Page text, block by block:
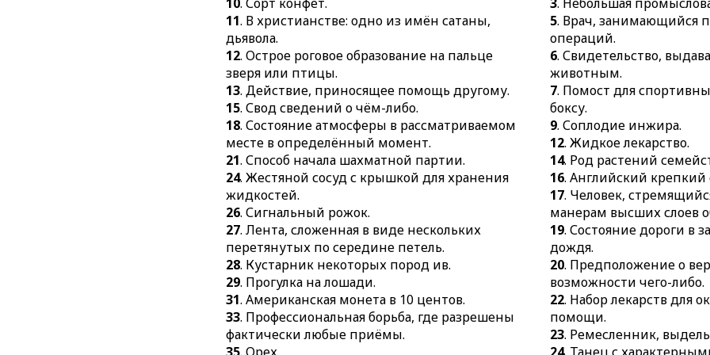
лодка.
48.Вид
49.Единица силы.
50.Вождь племени
51.Общий склад
движениями и
и акробатики.
25.Кровля на
солнца или
30.Мужской мягкий
козырьком.
32.Помещение для
больнице.
33.Рабочий орган
34.Стиль
полусогнутые руки
выбрасываются
37.
38.Часть ножки
хватания.
39.Большое
предназначенное
специальных
11. В христианстве: одно из имён сатаны,
дьявола.
12. Острое роговое образование на пальце
зверя или птицы.
13. Действие, приносящее помощь другому.
15. Свод сведений о чём-либо.
18. Состояние атмосферы в рассматриваемом
месте в определённый момент.
21. Способ начала шахматной партии.
24. Жестяной сосуд с крышкой для хранения
жидкостей.
26. Сигнальный рожок.
27. Лента, сложенная в виде нескольких
перетянутых по середине петель.
28. Кустарник некоторых пород ив.
29. Прогулка на лошади.
31. Американская монета в 10 центов.
33. Профессиональная борьба, где разрешены
фактически любые приёмы.
5. Врач, занимающийся
операций.
6. Свидетельство,
животным.
7. Помост для
боксу.
9. Соплодие инжира.
12. Жидкое лекарство.
14. Род растений
16. Английский
17. Человек,
манерам высших слоев
19. Состояние дороги в
дождя.
20. Предположение о
возможности чего-либо.
22. Набор лекарств для
помощи.
23. Ремесленник,